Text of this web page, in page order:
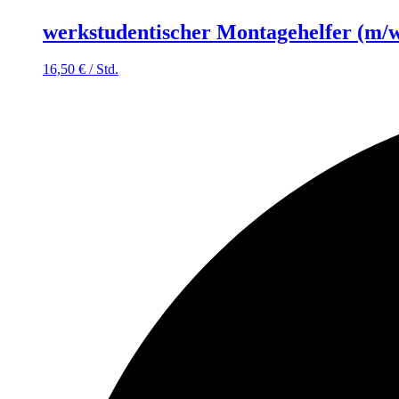
werkstudentischer Montagehelfer (m/
16,50 € / Std.